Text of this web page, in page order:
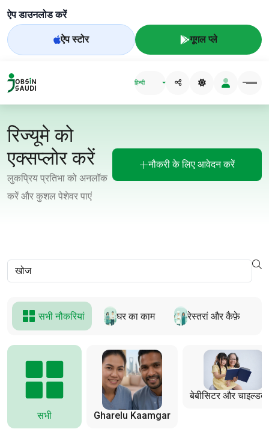
ऐप डाउनलोड करें
ऐप स्टोर गूगल प्ले
हिन्दी
रिज्यूमे को
एक्सप्लोर करें
लुकप्रिय प्रतिभा को अनलॉक
करें और कुशल पेशेवर पाएं
नौकरी के लिए आवेदन करें
सभी नौकरियां घर का काम रेस्तरां और कैफ़े
सभी Gharelu Kaamgar
बेबीसिटर और